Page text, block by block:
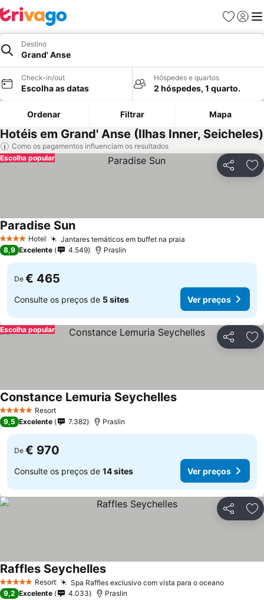
Favoritos
Iniciar
Destino
Grand' Anse
Check-in/out
Escolha as datas
Hóspedes e quartos
2 hóspedes, 1 quarto.
Ordenar Filtrar Mapa
Hotéis em Grand' Anse (Ilhas Inner, Seicheles)
Como os pagamentos influenciam os resultados
Partilhar
Escolha popular
4 EstrelasHotel Jantares temáticos em buffet na praia
Paradise Sun
8,9 Excelente 4.549 Praslin
De € 465
Consulte os preços de 5 sites Ver preços
Partilhar
Escolha popular
5 Estrelas Resort
Constance Lemuria Seychelles
9,5 Excelente 7.382 Praslin
De € 970
Consulte os preços de 14 sites Ver preços
Partilhar
5 Estrelas Resort Spa Raffles exclusivo com vista para o oceano
Raffles Seychelles
9,2 Excelente 4.033 Praslin